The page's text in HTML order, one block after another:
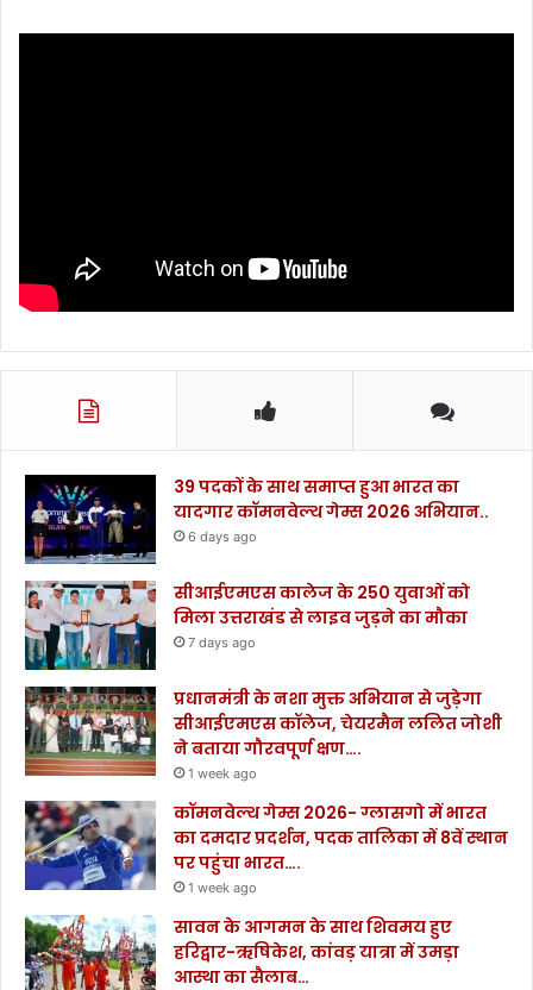
39 पदकों के साथ समाप्त हुआ भारत का
यादगार कॉमनवेल्थ गेम्स 2026 अभियान..
6 days ago
सीआईएमएस कालेज के 250 युवाओं को
मिला उत्तराखंड से लाइव जुड़ने का मौका
7 days ago
प्रधानमंत्री के नशा मुक्त अभियान से जुड़ेगा
सीआईएमएस कॉलेज, चेयरमैन ललित जोशी
ने बताया गौरवपूर्ण क्षण….
1 week ago
कॉमनवेल्थ गेम्स 2026- ग्लासगो में भारत
का दमदार प्रदर्शन, पदक तालिका में 8वें स्थान
पर पहुंचा भारत….
1 week ago
सावन के आगमन के साथ शिवमय हुए
हरिद्वार-ऋषिकेश, कांवड़ यात्रा में उमड़ा
आस्था का सैलाब…